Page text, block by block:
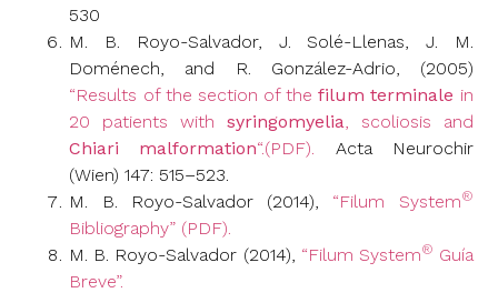
530
M. B. Royo-Salvador, J. Solé-Llenas, J. M.
Doménech, and R. González-Adrio, (2005)
“Results of the section of thefilum terminale in
20 patients with syringomyelia, scoliosis and
Chiari malformation“.(PDF). Acta Neurochir
(Wien) 147: 515–523.
M. B. Royo-Salvador (2014), “Filum System®
Bibliography” (PDF).
M. B. Royo-Salvador (2014), “Filum System® Guía
Breve”.